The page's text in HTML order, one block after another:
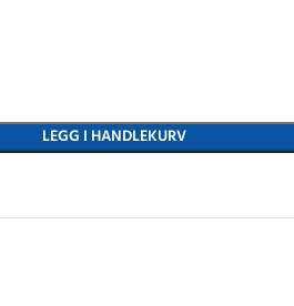
LEGG I HANDLEKURV